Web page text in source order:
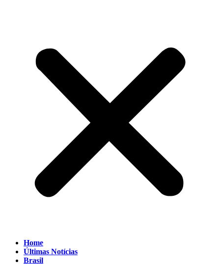
Home
Últimas Notícias
Brasil